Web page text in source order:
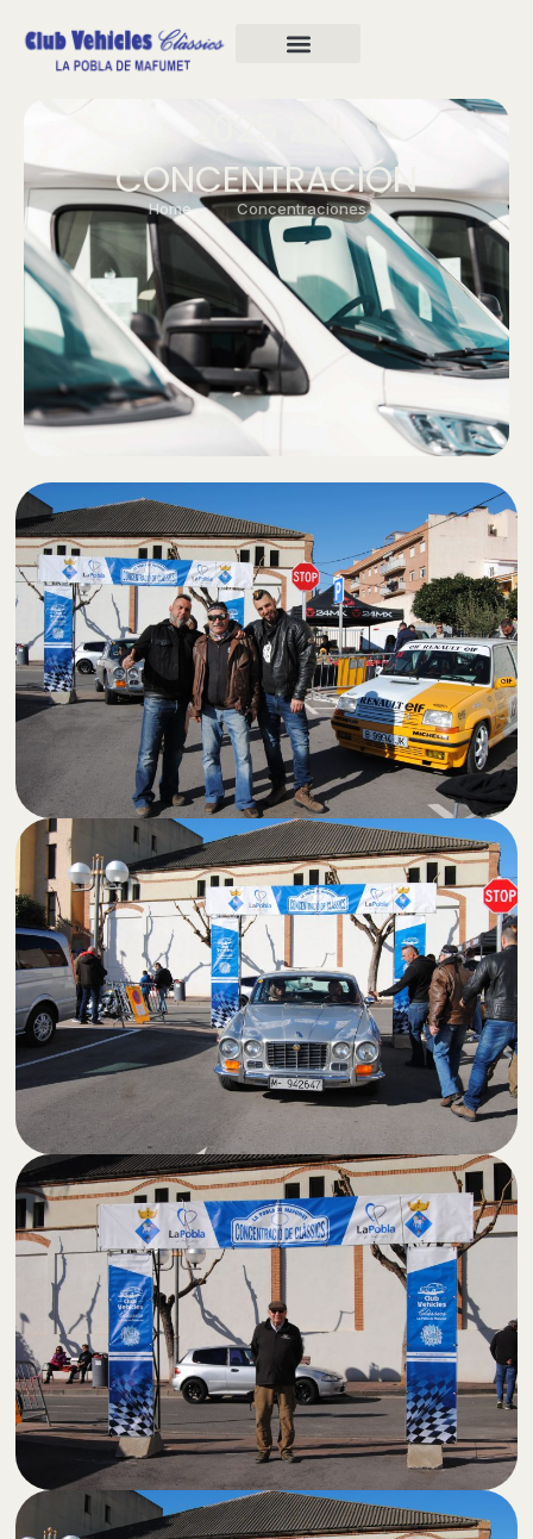
CONCENTRACIÓN
Home Concentraciones